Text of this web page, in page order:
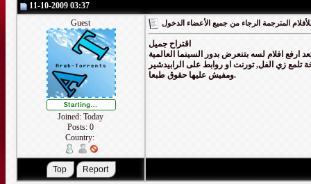
11-10-2009 03:37
Guest
Joined: Today
Posts: 0
Country:
المترجمة الرجاء من جميع الأعضاء الدخول
اقتراح جميل
افلام لسه بتنعرض بدور السينما العالمية
تلمع زي الفل, تورنت او روابط على الرابيدشير
ومفيش عليها حقوق طبعا.